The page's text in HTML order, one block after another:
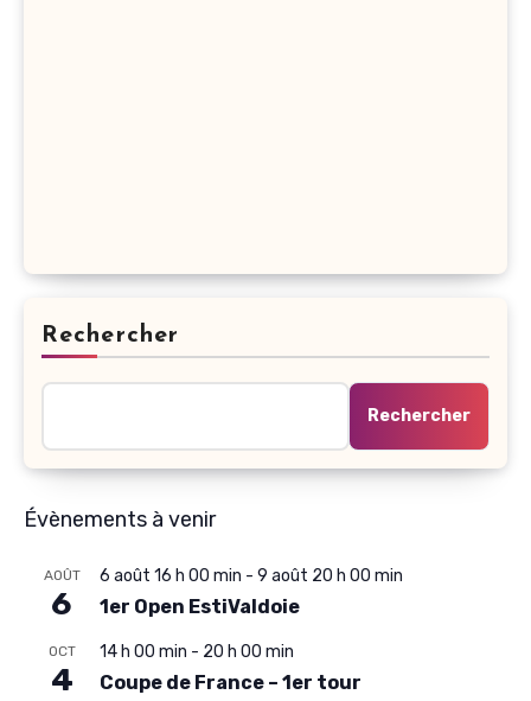
Rechercher
Rechercher
Évènements à venir
AOÛT
6
6 août 16 h 00 min - 9 août 20 h 00 min
1er Open EstiValdoie
OCT
4
14 h 00 min - 20 h 00 min
Coupe de France – 1er tour